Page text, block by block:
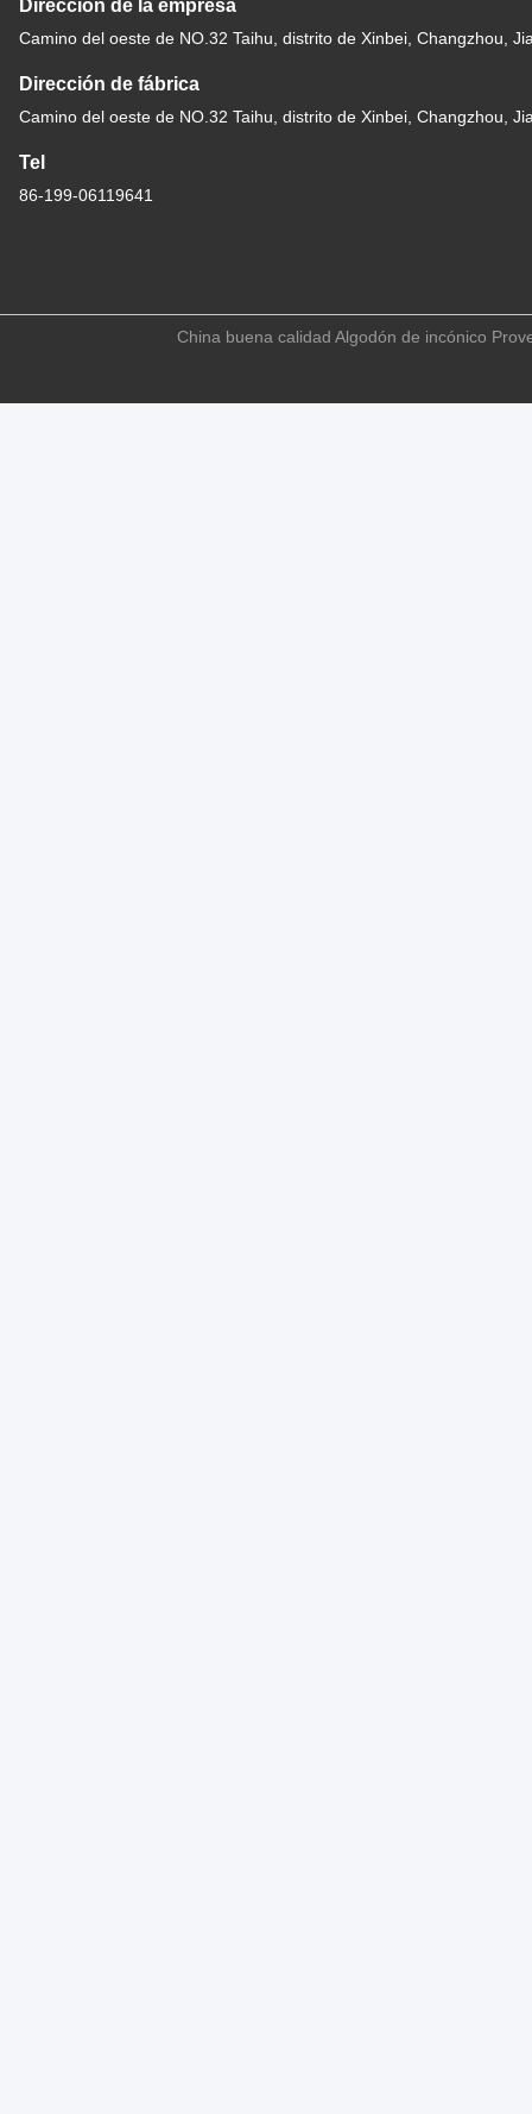
Dirección de la empresa
Camino del oeste de NO.32 Taihu, distrito de Xinbei, Changzhou,
Dirección de fábrica
Camino del oeste de NO.32 Taihu, distrito de Xinbei, Changzhou,
Tel
86-199-06119641
China buena calidad Algodón de incónico